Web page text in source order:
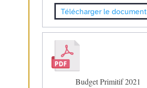
Télécharger le document
Budget Primitif 2021